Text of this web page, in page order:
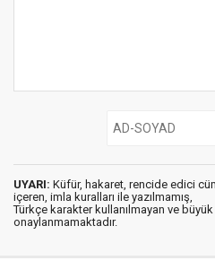
UYARI: Küfür, hakaret, rencide edici
içeren, imla kuralları ile yazılmamış,
Türkçe karakter kullanılmayan ve
onaylanmamaktadır.